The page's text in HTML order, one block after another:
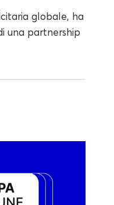
globale, ha
una partnership